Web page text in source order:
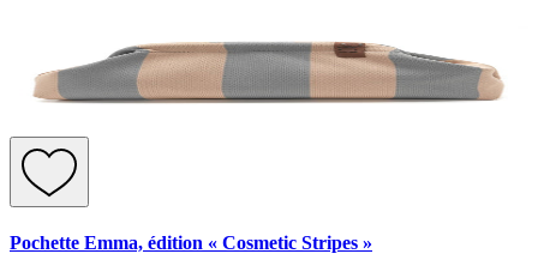
Pochette Emma, édition « Cosmetic Stripes »